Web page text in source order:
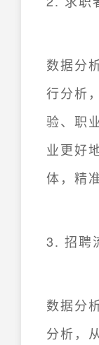
数据分
行分析
验、职
业更好
体，精
3. 招聘
数据分
分析，